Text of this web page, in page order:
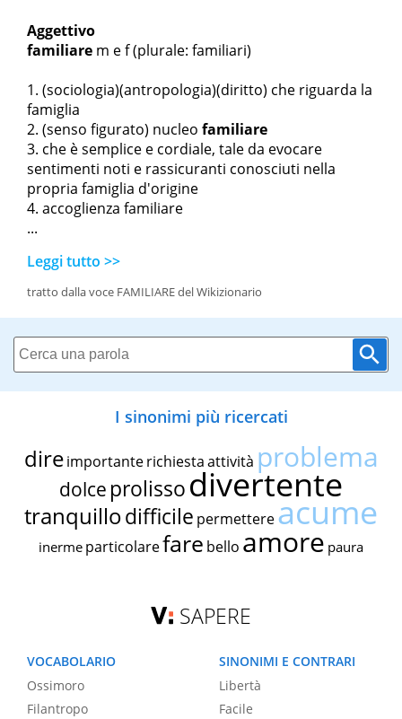
Aggettivo
familiare m ef(plurale: familiari)
(sociologia)(antropologia)(diritto) che riguarda la
famiglia
(senso figurato) nucleo familiare
che è semplice e cordiale, tale da evocare
sentimenti noti e rassicuranti conosciuti nella
propria famiglia d'origine
accoglienza familiare
...
Leggi tutto >>
tratto dalla voce FAMILIARE del Wikizionario
I sinonimi più ricercati
dire importante richiestaattività problema
dolce prolissodivertente
tranquillodifficile permettereacume
inerme particolarefare bello amore paura
SAPERE
VOCABOLARIO
Ossimoro
Filantropo
SINONIMI E CONTRARI
Libertà
Facile